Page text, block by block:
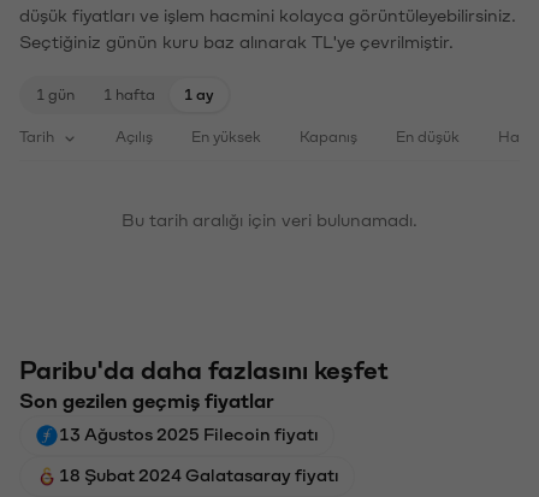
düşük fiyatları ve işlem hacmini kolayca görüntüleyebilirsiniz.
Seçtiğiniz günün kuru baz alınarak TL'ye çevrilmiştir.
1 gün 1 hafta 1 ay
Tarih Açılış En yüksek Kapanış En düşük
Bu tarih aralığı için veri bulunamadı.
Paribu'da daha fazlasını keşfet
Son gezilen geçmiş fiyatlar
13 Ağustos 2025 Filecoin fiyatı
18 Şubat 2024 Galatasaray fiyatı